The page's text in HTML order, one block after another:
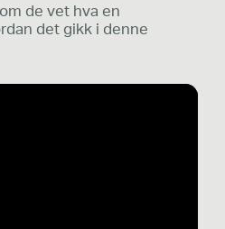
de vet hva en
det gikk i denne